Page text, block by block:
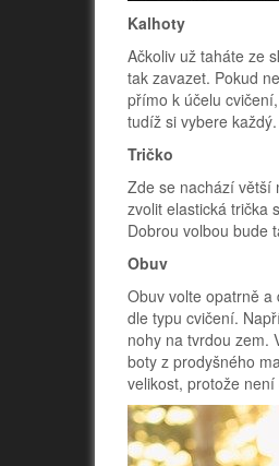
Kalhoty
Ačkoliv už taháte ze
tak zavazet. Pokud
přímo k účelu
tudíž si vybere
Tričko
Zde se nachází větší
zvolit elastická trička
Dobrou volbou bude
Obuv
Obuv volte opatrně
dle typu cvičení.
nohy na tvrdou zem.
boty z prodyšného
velikost, protože